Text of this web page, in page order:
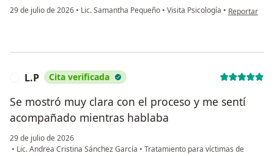
29 de julio de 2026 • Lic. Samantha Pequeño • Visita Psicología • en opinión
Reportar
L.P Cita verificada
Se mostró muy clara con el proceso y me sentí
acompañado mientras hablaba
29 de julio de 2026
• Lic. Andrea Cristina Sánchez García • Tratamiento para víctimas de